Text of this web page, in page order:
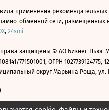
применения рекомендательных
обменной сети, размещенных
, 24smi
права защищены © АО Бизнес Ньюс
771501001, ОГРН 1027739124775,
округ Марьина Роща, ул.